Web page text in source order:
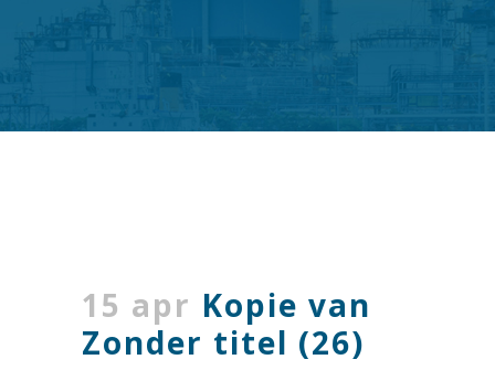
15 apr Kopie van
Zonder titel (26)